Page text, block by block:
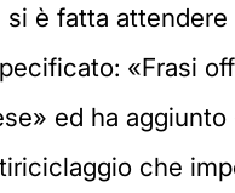
è fatta
«Frasi
ed ha aggiunto
che